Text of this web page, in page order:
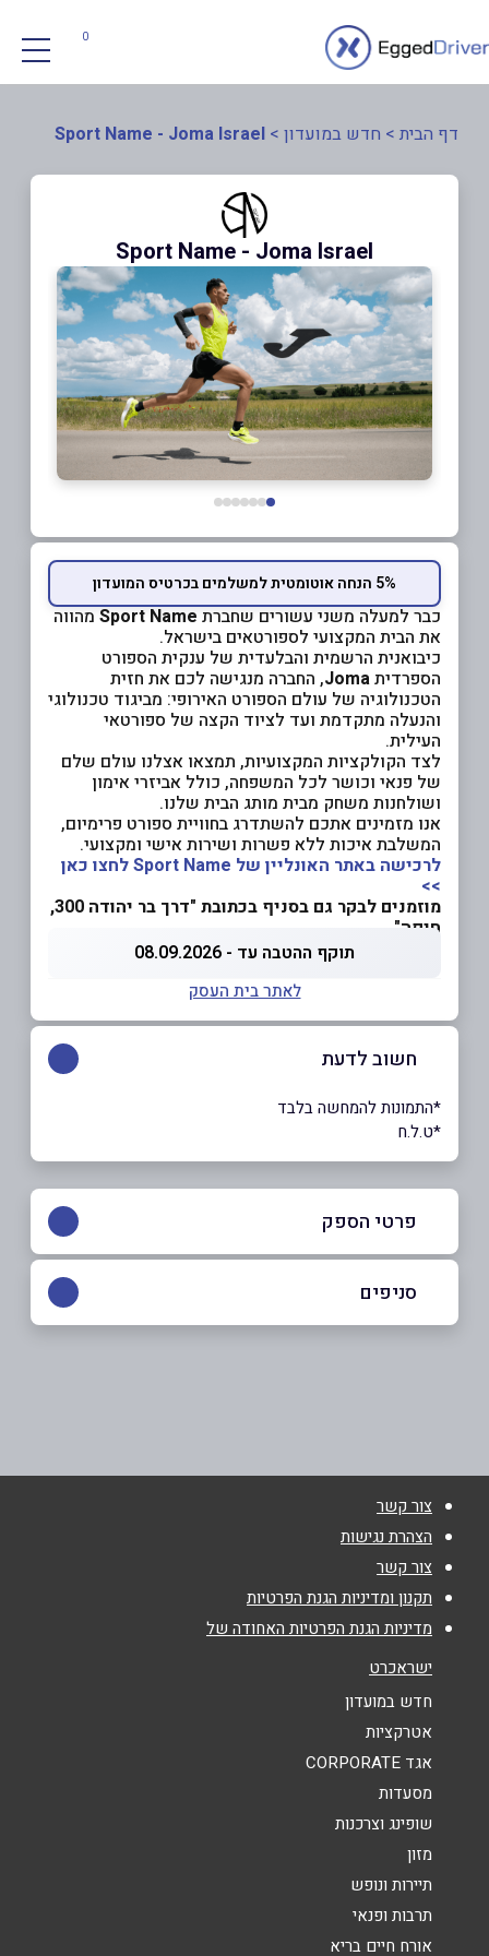
0
דף הבית > חדש במועדון >
Sport Name - Joma Israel
Sport Name - Joma Israel
5% הנחה אוטומטית למשלמים בכרטיס המועדון
כבר למעלה משני עשורים שחברת Sport Name מהווה
את הבית המקצועי לספורטאים בישראל.
כיבואנית הרשמית והבלעדית של ענקית הספורט
הספרדיתJoma, החברה מנגישה לכם את חזית
הטכנולוגיה של עולם הספורט האירופי: מביגוד טכנולוגי
והנעלה מתקדמת ועד לציוד הקצה של ספורטאי
העילית.
לצד הקולקציות המקצועיות, תמצאו אצלנו עולם שלם
של פנאי וכושר לכל המשפחה, כולל אביזרי אימון
ושולחנות משחק מבית מותג הבית שלנו.
אנו מזמינים אתכם להשתדרג בחוויית ספורט פרימיום,
המשלבת איכות ללא פשרות ושירות אישי ומקצועי.
לרכישה באתר האונליין של Sport Name לחצו כאן
>>
מוזמנים לבקר גם בסניף בכתובת "דרך בר יהודה 300,
חיפה"
תוקף ההטבה עד - 08.09.2026
לאתר בית העסק
חשוב לדעת
*התמונות להמחשה בלבד
*ט.ל.ח
פרטי הספק
באתר באינסטגרם
טלפון*
אנא חזרו אלי בקשר ל...
הודעה
סניפים
צור קשר
הצהרת נגישות
צור קשר
תקנון ומדיניות הגנת הפרטיות
מדיניות הגנת הפרטיות האחודה של
ישראכרט
חדש במועדון
אטרקציות
אגד CORPORATE
מסעדות
שופינג וצרכנות
מזון
תיירות ונופש
תרבות ופנאי
אורח חיים בריא